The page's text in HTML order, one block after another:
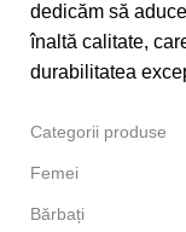
dedicăm să
înaltă calitate,
durabilitatea
Categorii produse
Femei
Bărbați